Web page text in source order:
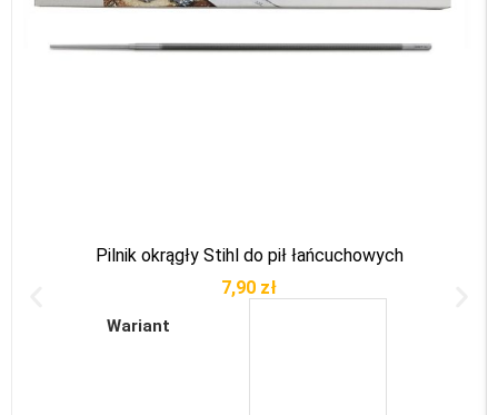
Pilnik okrągły Stihl do pił łańcuchowych
7,90 zł
Wariant